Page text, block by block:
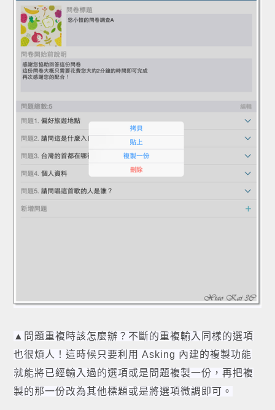
▲問題重複時該怎麼辦？不斷的重複輸入同樣的選項
也很煩人！這時候只要利用 Asking 內建的複製功能
就能將已經輸入過的選項或是問題複製一份，再把複
製的那一份改為其他標題或是將選項微調即可。